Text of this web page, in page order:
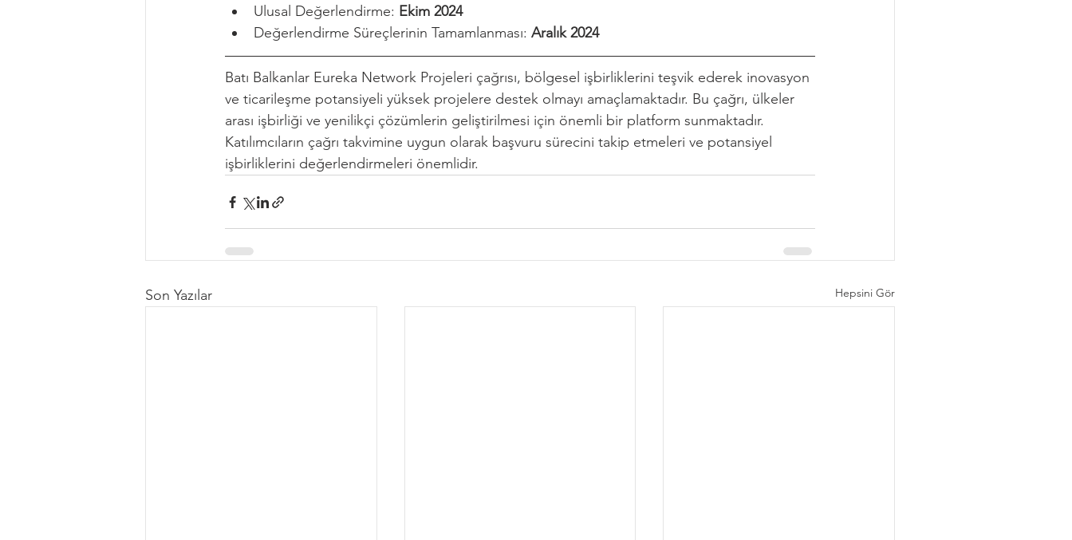
Ulusal Değerlendirme: Ekim 2024
Değerlendirme Süreçlerinin Tamamlanması: Aralık 2024
Batı Balkanlar Eureka Network Projeleri çağrısı, bölgesel işbirliklerini teşvik ederek inovasyon
ve ticarileşme potansiyeli yüksek projelere destek olmayı amaçlamaktadır. Bu çağrı, ülkeler
arası işbirliği ve yenilikçi çözümlerin geliştirilmesi için önemli bir platform sunmaktadır.
Katılımcıların çağrı takvimine uygun olarak başvuru sürecini takip etmeleri ve potansiyel
işbirliklerini değerlendirmeleri önemlidir.
Son Yazılar Hepsini Gör